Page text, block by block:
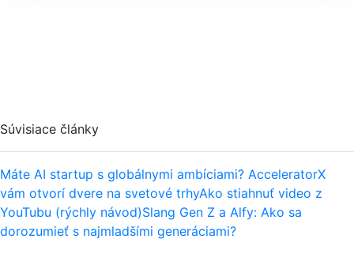
Súvisiace články
Máte AI startup s globálnymi ambíciami? AcceleratorX
vám otvorí dvere na svetové trhyAko stiahnuť video z
YouTubu (rýchly návod)Slang Gen Z a Alfy: Ako sa
dorozumieť s najmladšími generáciami?